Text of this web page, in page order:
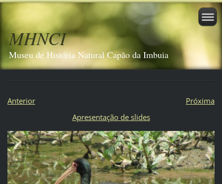
MHNCI
Museu de História Natural Capão da Imbuia
Anterior
Próxima
Apresentação de slides